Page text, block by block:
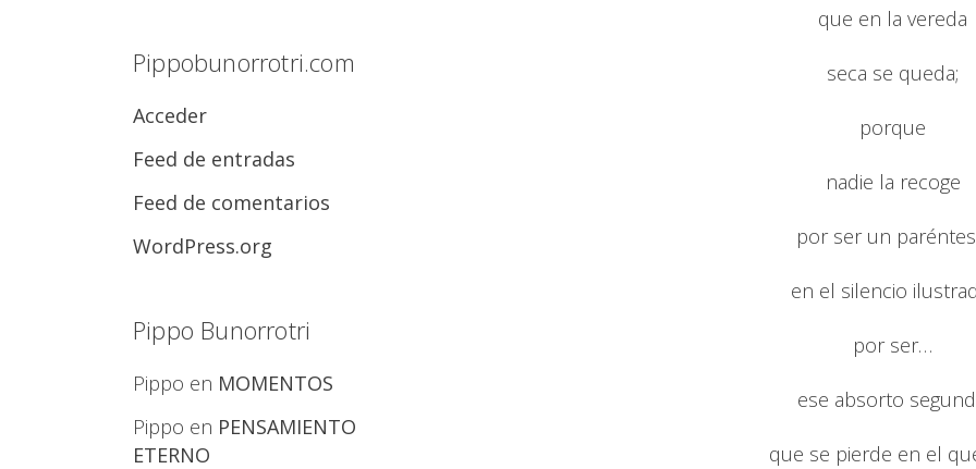
Pippobunorrotri.com
Acceder
Feed de entradas
Feed de comentarios
WordPress.org
Pippo Bunorrotri
Pippo en MOMENTOS
Pippo en PENSAMIENTO
ETERNO
que en la vereda
seca se queda;
porque
nadie la recoge
por ser un
en el silencio
por ser…
ese absorto
que se pierde en el